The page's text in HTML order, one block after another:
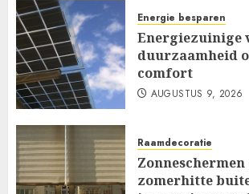
Energie besparen
Energiezuinige
duurzaamheid
comfort
AUGUSTUS 9, 2026
Raamdecoratie
Zonneschermen
zomerhitte